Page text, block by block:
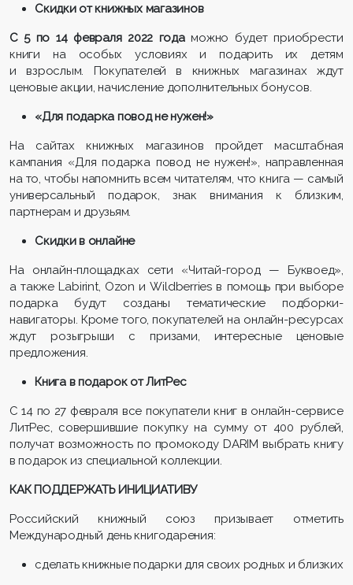
Скидки от книжных магазинов
С 5 по 14 февраля 2022 годаможно будет приобрести
книги на особых условиях и подарить их детям
и взрослым. Покупателей в книжных магазинах ждут
ценовые акции, начисление дополнительных бонусов.
«Для подарка повод не нужен!»
На сайтах книжных магазинов пройдет масштабная
кампания «Для подарка повод не нужен!», направленная
на то, чтобы напомнить всем читателям, что книга — самый
универсальный подарок, знак внимания к близким,
партнерам и друзьям.
Скидки в онлайне
На онлайн-площадках сети «Читай-город — Буквоед»,
а также Labirint, Ozon и Wildberries в помощь при выборе
подарка будут созданы тематические подборки-
навигаторы. Кроме того, покупателей на онлайн-ресурсах
ждут розыгрыши с призами, интересные ценовые
предложения.
Книга в подарок от ЛитРес
С 14 по 27 февраля все покупатели книг в онлайн-сервисе
ЛитРес, совершившие покупку на сумму от 400 рублей,
получат возможность по промокоду DARIM выбрать книгу
в подарок из специальной коллекции.
КАК ПОДДЕРЖАТЬ ИНИЦИАТИВУ
​​Российский книжный союз призывает отметить
Международный день книгодарения:
сделать книжные подарки для своих родных и близких